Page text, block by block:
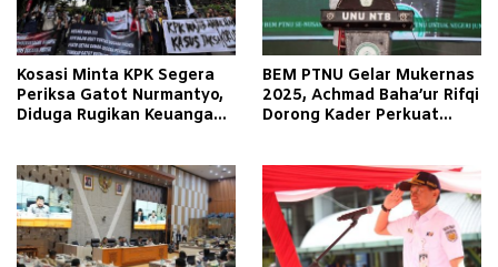
Kosasi Minta KPK Segera
Periksa Gatot Nurmantyo,
Diduga Rugikan Keuangan
BEM PTNU Gelar Mukernas
2025, Achmad Baha’ur Rifqi
Dorong Kader Perkuat